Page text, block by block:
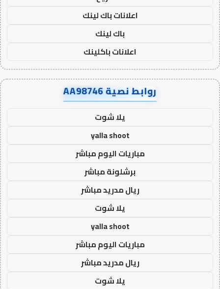
اعلانات باك لينك
باك لينك
اعلانات باكلينك
روابط نصية AA98746
يلا شوت
yalla shoot
مباريات اليوم مباشر
برشلونة مباشر
ريال مدريد مباشر
يلا شوت
yalla shoot
مباريات اليوم مباشر
ريال مدريد مباشر
يلا شوت